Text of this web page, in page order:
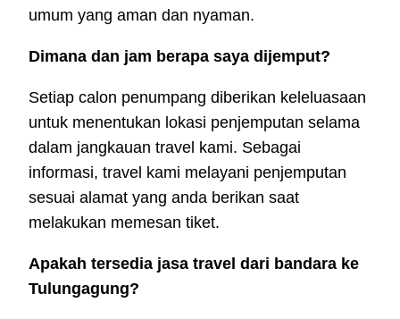
umum yang aman dan nyaman.
Dimana dan jam berapa saya dijemput?
Setiap calon penumpang diberikan keleluasaan
untuk menentukan lokasi penjemputan selama
dalam jangkauan travel kami. Sebagai
informasi, travel kami melayani penjemputan
sesuai alamat yang anda berikan saat
melakukan memesan tiket.
Apakah tersedia jasa travel dari bandara ke
Tulungagung?